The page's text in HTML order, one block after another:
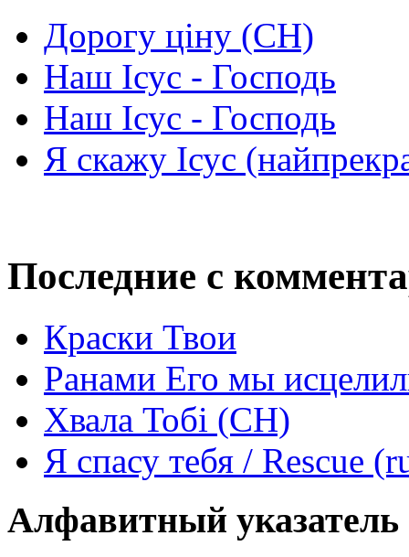
Дорогу ціну (СН)
Наш Ісус - Господь
Наш Ісус - Господь
Я скажу Ісус
Последние с
Краски Твои
Ранами Его мы
Хвала Тобі (СН)
Я спасу тебя / Rescue
Алфавитный указатель